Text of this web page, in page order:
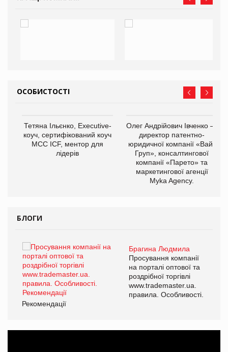
ОСОБИСТОСТІ
Тетяна Ільєнко, Executive-
коуч, сертифікований коуч
МСС ICF, ментор для
лідерів
Олег Андрійович Івченко —
директор патентно-
юридичної компанії «Вайз
Груп», консалтингової
компанії «Парето» та
маркетингової агенції
Myka Agency.
БЛОГИ
Брагина Людмила
Просування компанії
на порталі оптової та
роздрібної торгівлі
www.trademaster.ua.
правила. Особливості.
Рекомендації